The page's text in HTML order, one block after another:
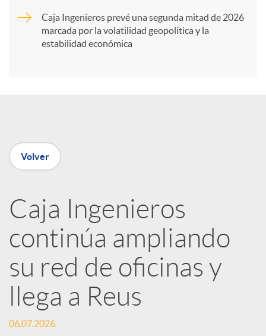
t
n
R
e
d
e
Caja Ingenieros prevé una segunda mitad de 2026
marcada por la volatilidad geopolítica y la
estabilidad económica
Volver
Caja Ingenieros
continúa ampliando
su red de oficinas y
llega a Reus
06.07.2026